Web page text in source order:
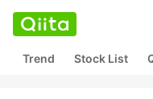
Trend Stock List